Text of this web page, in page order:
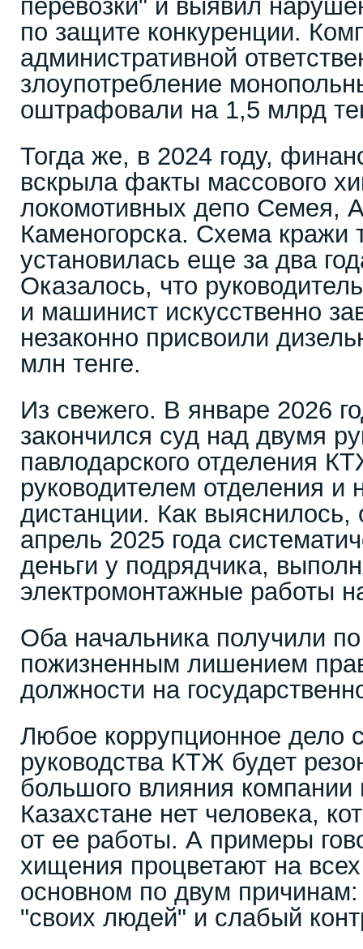
перевозки" и выявил
по защите конкуренции.
административной
злоупотребление
оштрафовали на 1,5 млрд
Тогда же, в 2024 году,
вскрыла факты массового
локомотивных депо Семея,
Каменогорска. Схема кражи
установилась еще за два
Оказалось, что
и машинист искусственно
незаконно присвоили
млн тенге.
Из свежего. В январе 2026
закончился суд над двумя
павлодарского отделения
руководителем отделения и
дистанции. Как
апрель 2025 года
деньги у подрядчика,
электромонтажные работы
Оба начальника получили
пожизненным лишением
должности на
Любое коррупционное дело
руководства КТЖ будет
большого влияния компании
Казахстане нет человека,
от ее работы. А примеры
хищения процветают на
основном по двум
"своих людей" и слабый